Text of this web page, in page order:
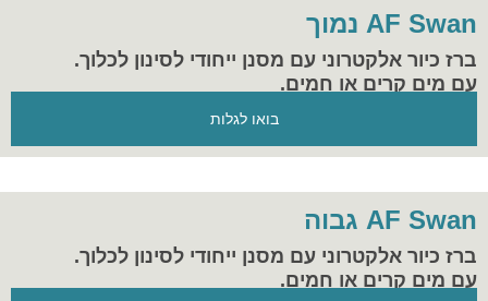
AF Swan נמוך
ברז כיור אלקטרוני עם מסנן ייחודי לסינון לכלוך.
עם מים קרים או חמים.
בואו לגלות
AF Swan גבוה
ברז כיור אלקטרוני עם מסנן ייחודי לסינון לכלוך.
עם מים קרים או חמים.